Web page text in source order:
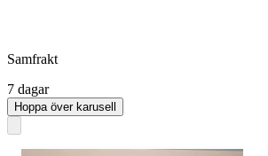
Samfrakt
7 dagar
Hoppa över karusell